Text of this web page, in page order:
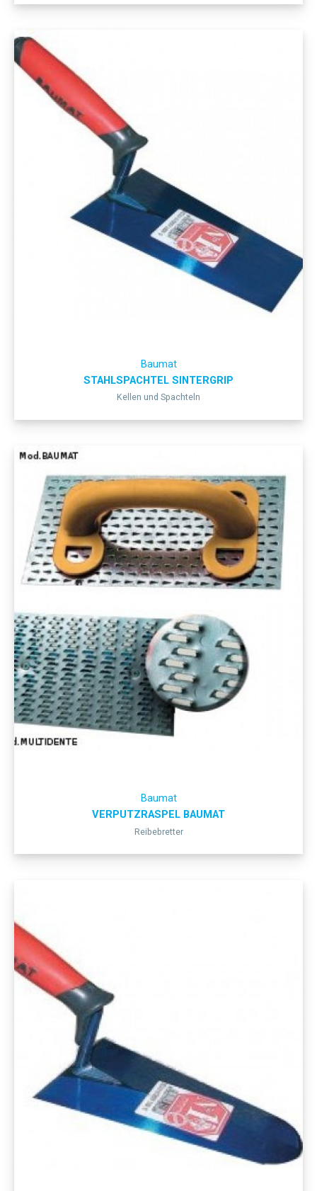
Baumat
STAHLSPACHTEL SINTERGRIP
Kellen und Spachteln
Baumat
VERPUTZRASPEL BAUMAT
Reibebretter